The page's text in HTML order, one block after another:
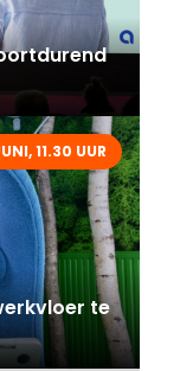
11.30 UUR
te